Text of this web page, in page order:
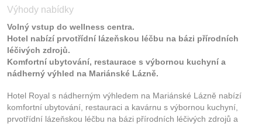
Výhody nabídky
Volný vstup do wellness centra.
Hotel nabízí prvotřídní lázeňskou léčbu na bázi přírodních
léčivých zdrojů.
Komfortní ubytování, restaurace s výbornou kuchyní a
nádherný výhled na Mariánské Lázně.
Hotel Royal s nádherným výhledem na Mariánské Lázně nabízí
komfortní ubytování, restauraci a kavárnu s výbornou kuchyní,
prvotřídní lázeňskou léčbu na bázi přírodních léčivých zdrojů a